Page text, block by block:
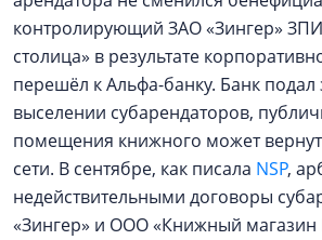
контролирующий ЗАО «Зингер»
столица» в результате
перешёл к Альфа-банку. Банк подал
выселении субарендаторов,
помещения книжного может
сети. В сентябре, как писала NSP,
недействительными договоры
«Зингер» и ООО «Книжный